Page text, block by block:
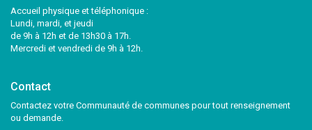
Accueil physique et téléphonique :
Lundi, mardi, et jeudi
de 9h à 12h et de 13h30 à 17h.
Mercredi et vendredi de 9h à 12h.
Contact
Contactez votre Communauté de communes pour tout renseignement
ou demande.